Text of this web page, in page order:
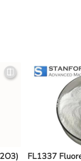
FL1337